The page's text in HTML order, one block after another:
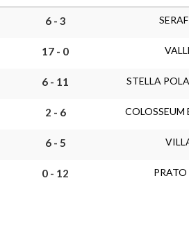
6 - 3
17 - 0
6 - 11 STELLA
2 - 6 COLOSSEUM
6 - 5
0 - 12